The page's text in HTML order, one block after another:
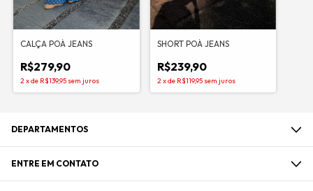
CALÇA POÁ JEANS
R$279,90
2xde R$139,95 sem juros
SHORT POÁ JEANS
R$239,90
2xde R$119,95 sem juros
DEPARTAMENTOS
ENTRE EM CONTATO